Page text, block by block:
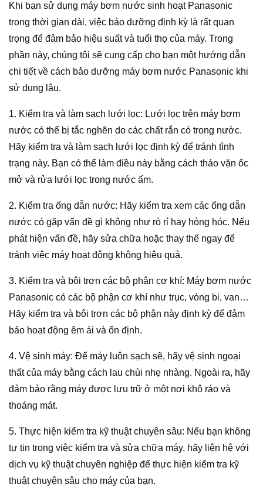
Khi bạn sử dụng máy bơm nước sinh hoạt Panasonic
trong thời gian dài, việc bảo dưỡng định kỳ là rất quan
trọng để đảm bảo hiệu suất và tuổi thọ của máy. Trong
phần này, chúng tôi sẽ cung cấp cho bạn một hướng dẫn
chi tiết về cách bảo dưỡng máy bơm nước Panasonic khi
sử dụng lâu.
1. Kiểm tra và làm sạch lưới lọc: Lưới lọc trên máy bơm
nước có thể bị tắc nghẽn do các chất rắn có trong nước.
Hãy kiểm tra và làm sạch lưới lọc định kỳ để tránh tình
trạng này. Bạn có thể làm điều này bằng cách tháo vặn ốc
mở và rửa lưới lọc trong nước ấm.
2. Kiểm tra ống dẫn nước: Hãy kiểm tra xem các ống dẫn
nước có gặp vấn đề gì không như rò rỉ hay hỏng hóc. Nếu
phát hiện vấn đề, hãy sửa chữa hoặc thay thế ngay để
tránh việc máy hoạt động không hiệu quả.
3. Kiểm tra và bôi trơn các bộ phận cơ khí: Máy bơm nước
Panasonic có các bộ phận cơ khí như trục, vòng bi, van…
Hãy kiểm tra và bôi trơn các bộ phận này định kỳ để đảm
bảo hoạt động êm ái và ổn định.
4. Vệ sinh máy: Để máy luôn sạch sẽ, hãy vệ sinh ngoại
thất của máy bằng cách lau chùi nhẹ nhàng. Ngoài ra, hãy
đảm bảo rằng máy được lưu trữ ở một nơi khô ráo và
thoáng mát.
5. Thực hiện kiểm tra kỹ thuật chuyên sâu: Nếu bạn không
tự tin trong việc kiểm tra và sửa chữa máy, hãy liên hệ với
dịch vụ kỹ thuật chuyên nghiệp để thực hiện kiểm tra kỹ
thuật chuyên sâu cho máy của bạn.